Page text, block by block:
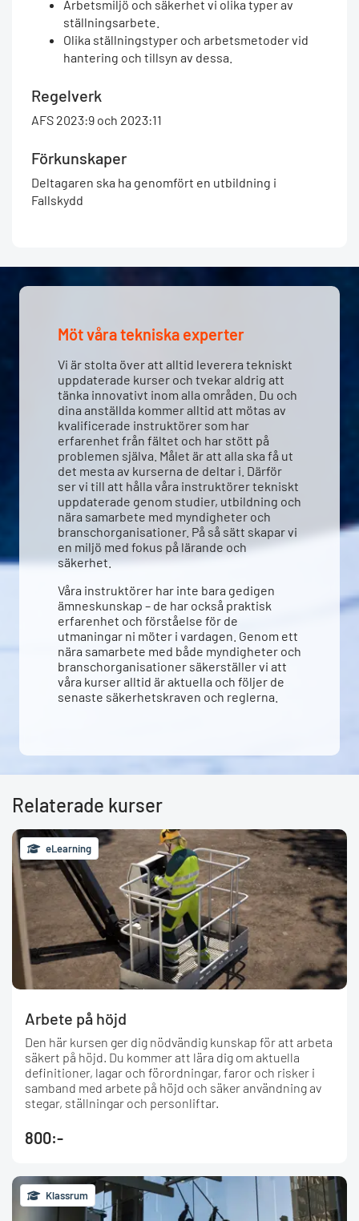
Arbetsmiljö och säkerhet vi olika typer av
ställningsarbete.
Olika ställningstyper och arbetsmetoder vid
hantering och tillsyn av dessa.
Regelverk
AFS 2023:9 och 2023:11
Förkunskaper
Deltagaren ska ha genomfört en utbildning i
Fallskydd
Möt våra tekniska experter
Vi är stolta över att alltid leverera tekniskt
uppdaterade kurser och tvekar aldrig att
tänka innovativt inom alla områden. Du och
dina anställda kommer alltid att mötas av
kvalificerade instruktörer som har
erfarenhet från fältet och har stött på
problemen själva. Målet är att alla ska få ut
det mesta av kurserna de deltar i. Därför
ser vi till att hålla våra instruktörer tekniskt
uppdaterade genom studier, utbildning och
nära samarbete med myndigheter och
branschorganisationer. På så sätt skapar vi
en miljö med fokus på lärande och
säkerhet.
Våra instruktörer har inte bara gedigen
ämneskunskap – de har också praktisk
erfarenhet och förståelse för de
utmaningar ni möter i vardagen. Genom ett
nära samarbete med både myndigheter och
branschorganisationer säkerställer vi att
våra kurser alltid är aktuella och följer de
senaste säkerhetskraven och reglerna.
Relaterade kurser
eLearning
Arbete på höjd
Den här kursen ger dig nödvändig kunskap för att arbeta
säkert på höjd. Du kommer att lära dig om aktuella
definitioner, lagar och förordningar, faror och risker i
samband med arbete på höjd och säker användning av
stegar, ställningar och personliftar.
800:-
Klassrum